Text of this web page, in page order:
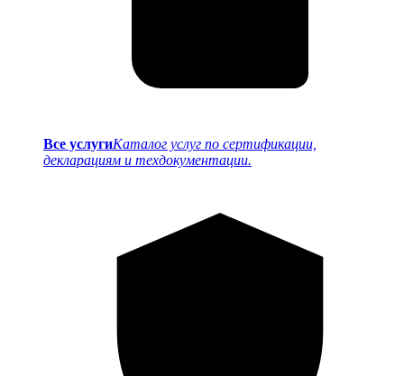
Все услугиКаталог услуг по сертификации,
декларациям и техдокументации.